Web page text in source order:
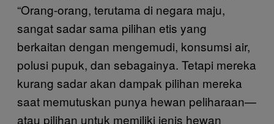
“Orang-orang, terutama di negara maju,
sangat sadar sama pilihan etis yang
berkaitan dengan mengemudi, konsumsi air,
polusi pupuk, dan sebagainya. Tetapi mereka
kurang sadar akan dampak pilihan mereka
saat memutuskan punya hewan peliharaan—
atau pilihan untuk memiliki jenis hewan